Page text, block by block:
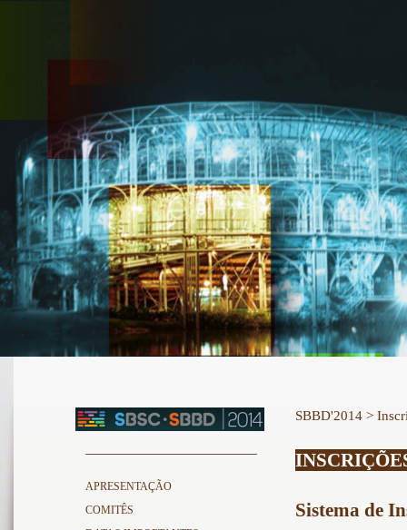
APRESENTAÇÃO
COMITÊS
SBBD'2014 >
Sistema de